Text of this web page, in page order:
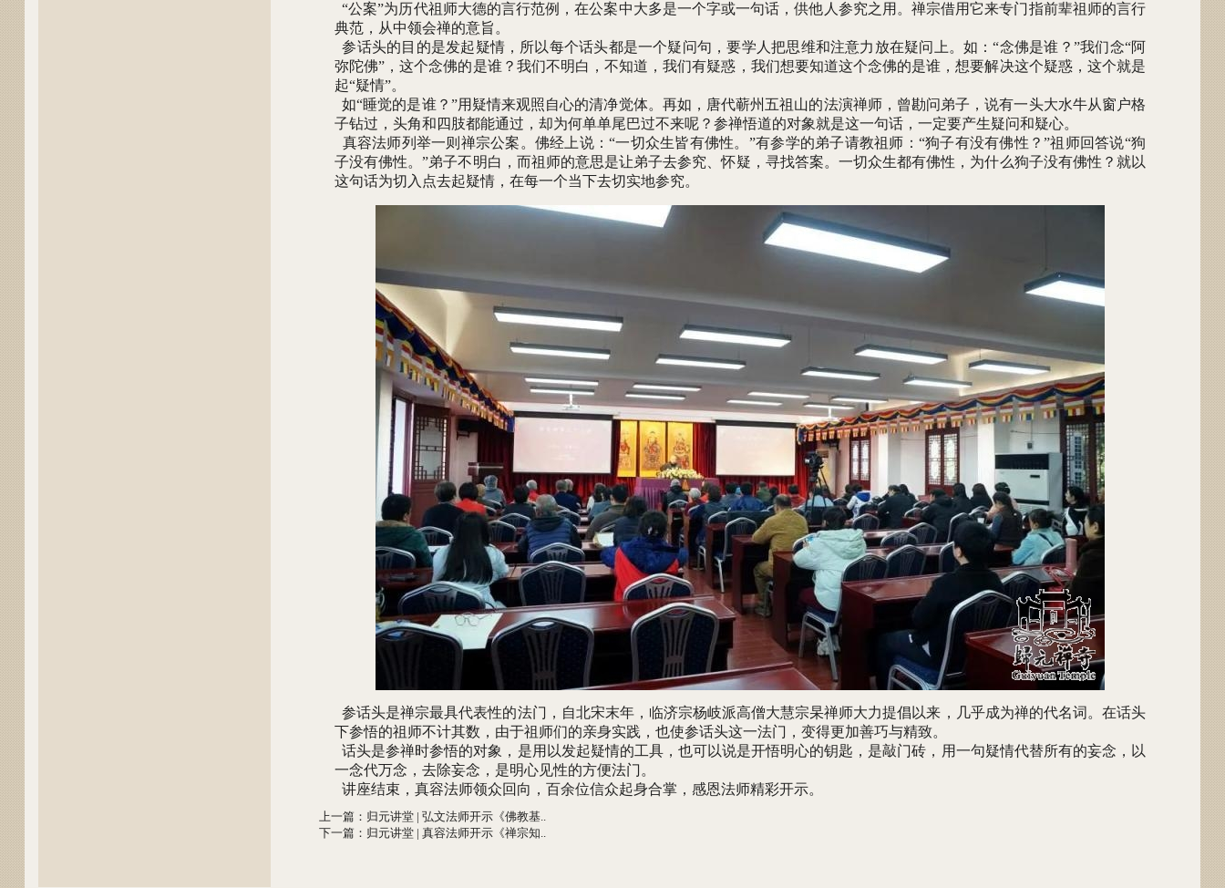
“公案”为历代祖师大德的言行范例，在公案中大多是一个字或一句话，供他人参究之用。禅宗借用它来专门指前辈祖师的言行
典范，从中领会禅的意旨。
参话头的目的是发起疑情，所以每个话头都是一个疑问句，要学人把思维和注意力放在疑问上。如：“念佛是谁？”我们念“阿
弥陀佛”，这个念佛的是谁？我们不明白，不知道，我们有疑惑，我们想要知道这个念佛的是谁，想要解决这个疑惑，这个就是
起“疑情”。
如“睡觉的是谁？”用疑情来观照自心的清净觉体。再如，唐代蕲州五祖山的法演禅师，曾勘问弟子，说有一头大水牛从窗户格
子钻过，头角和四肢都能通过，却为何单单尾巴过不来呢？参禅悟道的对象就是这一句话，一定要产生疑问和疑心。
真容法师列举一则禅宗公案。佛经上说：“一切众生皆有佛性。”有参学的弟子请教祖师：“狗子有没有佛性？”祖师回答说“狗
子没有佛性。”弟子不明白，而祖师的意思是让弟子去参究、怀疑，寻找答案。一切众生都有佛性，为什么狗子没有佛性？就以
这句话为切入点去起疑情，在每一个当下去切实地参究。
参话头是禅宗最具代表性的法门，自北宋末年，临济宗杨岐派高僧大慧宗杲禅师大力提倡以来，几乎成为禅的代名词。在话头
下参悟的祖师不计其数，由于祖师们的亲身实践，也使参话头这一法门，变得更加善巧与精致。
话头是参禅时参悟的对象，是用以发起疑情的工具，也可以说是开悟明心的钥匙，是敲门砖，用一句疑情代替所有的妄念，以
一念代万念，去除妄念，是明心见性的方便法门。
讲座结束，真容法师领众回向，百余位信众起身合掌，感恩法师精彩开示。
上一篇 ： 归元讲堂 | 弘文法师开示《佛教基..
下一篇 ： 归元讲堂 | 真容法师开示《禅宗知..